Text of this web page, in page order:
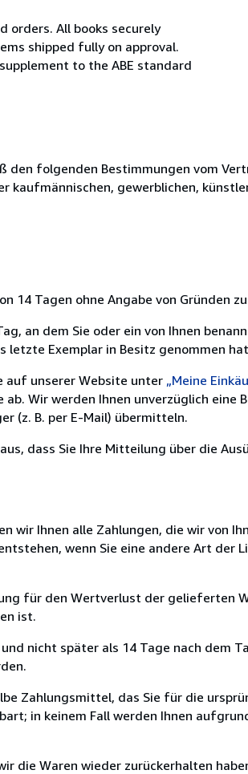
orders. All books securely
shipped fully on approval.
to the ABE standard
den folgenden Bestimmungen vom
kaufmännischen, gewerblichen,
14 Tagen ohne Angabe von Gründen
an dem Sie oder ein von Ihnen
Exemplar in Besitz genommen
auf unserer Website unter „Meine
Wir werden Ihnen unverzüglich eine
(z. B. per E-Mail) übermitteln.
dass Sie Ihre Mitteilung über die
wir Ihnen alle Zahlungen, die wir von
wenn Sie eine andere Art der
für den Wertverlust der gelieferten
ist.
nicht später als 14 Tage nach dem
Zahlungsmittel, das Sie für die
in keinem Fall werden Ihnen
die Waren wieder zurückerhalten